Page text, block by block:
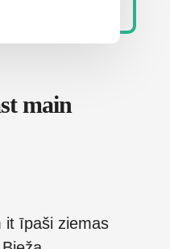
main
it īpaši ziemas